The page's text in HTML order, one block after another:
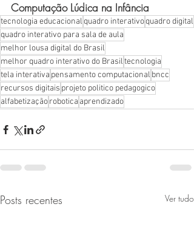
Computação Lúdica na Infância
tecnologia educacionalquadro interativoquadro digital
quadro interativo para sala de aula
melhor lousa digital do Brasil
melhor quadro interativo do Brasiltecnologia
tela interativa pensamento computacional bncc
recursos digitais projeto politico pedagogico
alfabetizaçãorobotica aprendizado
Posts recentes Ver tudo